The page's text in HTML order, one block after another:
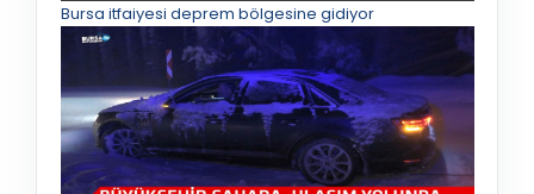
Bursa itfaiyesi deprem bölgesine gidiyor